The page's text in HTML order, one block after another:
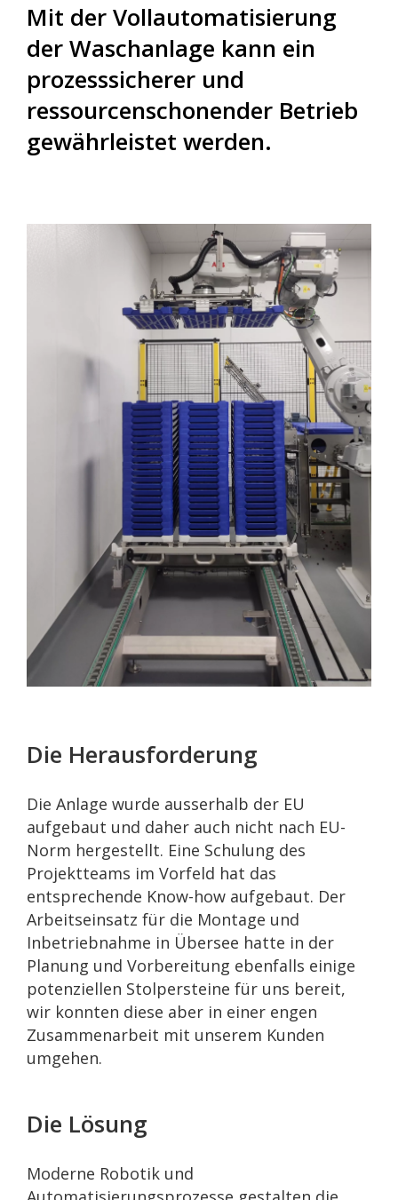
Mit der Vollautomatisierung
der Waschanlage kann ein
prozesssicherer und
ressourcenschonender Betrieb
gewährleistet werden.
Die Herausforderung
Die Anlage wurde ausserhalb der EU
aufgebaut und daher auch nicht nach EU-
Norm hergestellt. Eine Schulung des
Projektteams im Vorfeld hat das
entsprechende Know-how aufgebaut. Der
Arbeitseinsatz für die Montage und
Inbetriebnahme in Übersee hatte in der
Planung und Vorbereitung ebenfalls einige
potenziellen Stolpersteine für uns bereit,
wir konnten diese aber in einer engen
Zusammenarbeit mit unserem Kunden
umgehen.
Die Lösung
Moderne Robotik und